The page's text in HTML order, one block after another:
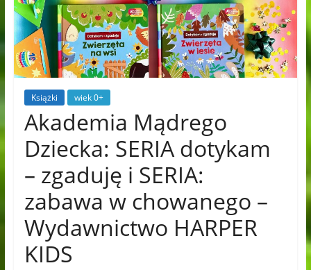
Książki wiek 0+
Akademia Mądrego
Dziecka: SERIA dotykam
– zgaduję i SERIA:
zabawa w chowanego –
Wydawnictwo HARPER
KIDS